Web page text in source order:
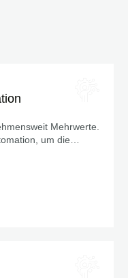
Mehrwerte.
um die